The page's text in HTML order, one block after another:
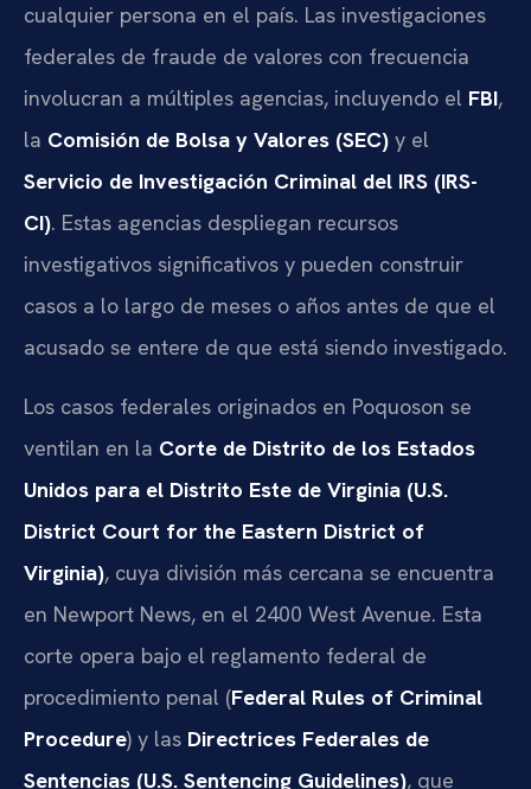
cualquier persona en el país. Las investigaciones
federales de fraude de valores con frecuencia
involucran a múltiples agencias, incluyendo el FBI,
la Comisión de Bolsa y Valores (SEC) y el
Servicio de Investigación Criminal del IRS (IRS-
CI). Estas agencias despliegan recursos
investigativos significativos y pueden construir
casos a lo largo de meses o años antes de que el
acusado se entere de que está siendo investigado.
Los casos federales originados en Poquoson se
ventilan en la Corte de Distrito de los Estados
Unidos para el Distrito Este de Virginia (U.S.
District Court for the Eastern District of
Virginia), cuya división más cercana se encuentra
en Newport News, en el 2400 West Avenue. Esta
corte opera bajo el reglamento federal de
procedimiento penal (Federal Rules of Criminal
Procedure) y las Directrices Federales de
Sentencias (U.S. Sentencing Guidelines), que